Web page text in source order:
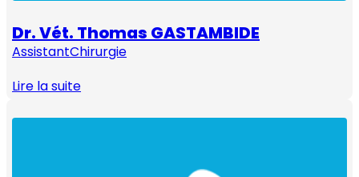
Dr. Vét. Thomas GASTAMBIDE
AssistantChirurgie
Lire la suite